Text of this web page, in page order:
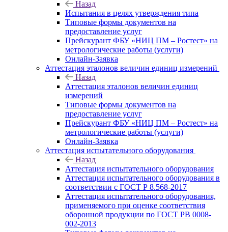
Назад
Испытания в целях утверждения типа
Типовые формы документов на
предоставление услуг
Прейскурант ФБУ «НИЦ ПМ – Ростест» на
метрологические работы (услуги)
Онлайн-Заявка
Аттестация эталонов величин единиц измерений
Назад
Аттестация эталонов величин единиц
измерений
Типовые формы документов на
предоставление услуг
Прейскурант ФБУ «НИЦ ПМ – Ростест» на
метрологические работы (услуги)
Онлайн-Заявка
Аттестация испытательного оборудования
Назад
Аттестация испытательного оборудования
Аттестация испытательного оборудования в
соответствии с ГОСТ Р 8.568-2017
Аттестация испытательного оборудования,
применяемого при оценке соответствия
оборонной продукции по ГОСТ РВ 0008-
002-2013